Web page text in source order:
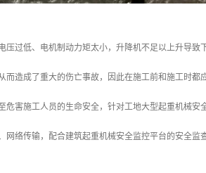
过低、电机制动力矩太小，升降机不足以上升导致
造成了重大的伤亡事故，因此在施工前和施工时都
害施工人员的生命安全，针对工地大型起重机械安
络传输，配合建筑起重机械安全监控平台的安全监